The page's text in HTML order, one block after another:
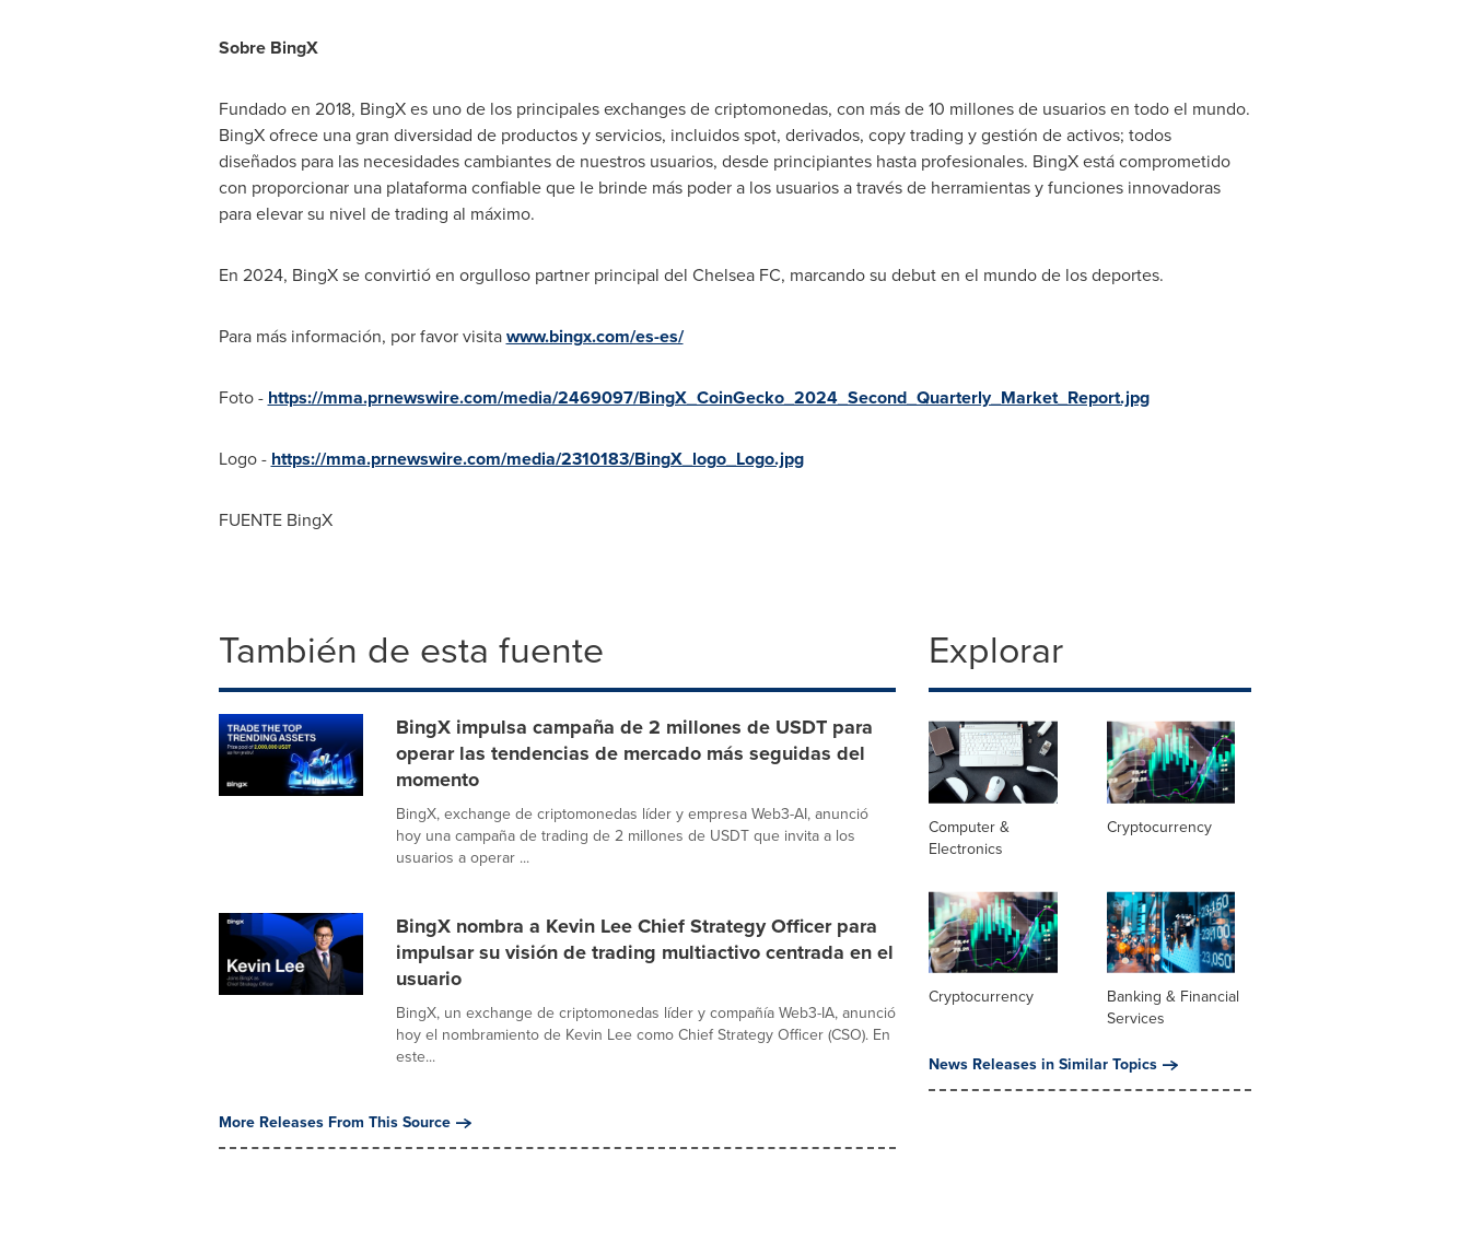
Sobre BingX
Fundado en 2018, BingX es uno de los principales exchanges de criptomonedas, con más de 10 millones de usuarios en todo el mundo.
BingX ofrece una gran diversidad de productos y servicios, incluidos spot, derivados, copy trading y gestión de activos; todos
diseñados para las necesidades cambiantes de nuestros usuarios, desde principiantes hasta profesionales. BingX está comprometido
con proporcionar una plataforma confiable que le brinde más poder a los usuarios a través de herramientas y funciones innovadoras
para elevar su nivel de trading al máximo.
En 2024, BingX se convirtió en orgulloso partner principal del Chelsea FC, marcando su debut en el mundo de los deportes.
Para más información, por favor visitawww.bingx.com/es-es/
Foto - https://mma.prnewswire.com/media/2469097/BingX_CoinGecko_2024_Second_Quarterly_Market_Report.jpg
Logo - https://mma.prnewswire.com/media/2310183/BingX_logo_Logo.jpg
FUENTE BingX
También de esta fuente
BingX impulsa campaña de 2 millones de USDT para
operar las tendencias de mercado más seguidas del
momento
BingX, exchange de criptomonedas líder y empresa Web3-AI, anunció
hoy una campaña de trading de 2 millones de USDT que invita a los
usuarios a operar ...
BingX nombra a Kevin Lee Chief Strategy Officer para
impulsar su visión de trading multiactivo centrada en el
usuario
BingX, un exchange de criptomonedas líder y compañía Web3-IA, anunció
hoy el nombramiento de Kevin Lee como Chief Strategy Officer (CSO). En
este...
More Releases From This Source
Explorar
Computer &
Electronics
Cryptocurrency
Cryptocurrency
Banking & Financial
Services
News Releases in Similar Topics